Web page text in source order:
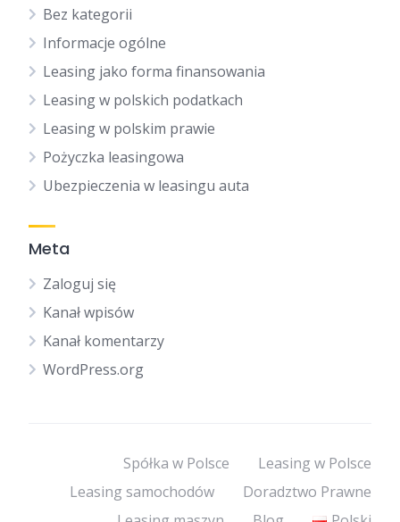
Bez kategorii
Informacje ogólne
Leasing jako forma finansowania
Leasing w polskich podatkach
Leasing w polskim prawie
Pożyczka leasingowa
Ubezpieczenia w leasingu auta
Meta
Zaloguj się
Kanał wpisów
Kanał komentarzy
WordPress.org
Spółka w Polsce
Leasing w Polsce
Leasing samochodów
Doradztwo Prawne